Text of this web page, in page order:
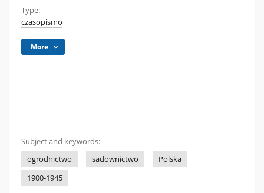
Type:
czasopismo
More
Subject and keywords:
ogrodnictwo
sadownictwo
Polska
1900-1945